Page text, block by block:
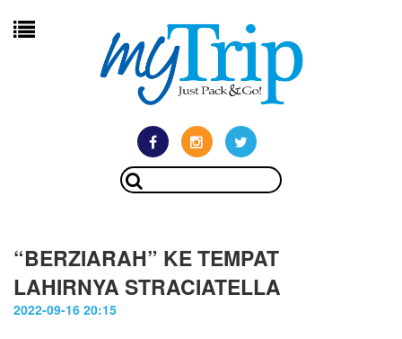
“BERZIARAH” KE TEMPAT
LAHIRNYA STRACIATELLA
2022-09-16 20:15